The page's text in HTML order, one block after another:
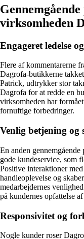
virksomheden
Engageret ledelse
Flere af kommentarerne
Dagrofa-butikkerne
Patrick, udtrykker stor
Dagrofa for at redde en
virksomheden har
fornuftige forbedringer.
Venlig betjening
En anden
gode kundeservice, som
Positive interaktioner
handleoplevelse og
medarbejdernes
på kundernes opfattelse
Responsivitet og
Nogle kunder roser